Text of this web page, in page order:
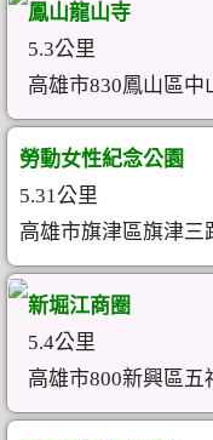
鳳山龍山寺
5.3公里
高雄市830鳳山區中
勞動女性紀念公園
5.31公里
高雄市旗津區旗津三
新堀江商圈
5.4公里
高雄市800新興區五